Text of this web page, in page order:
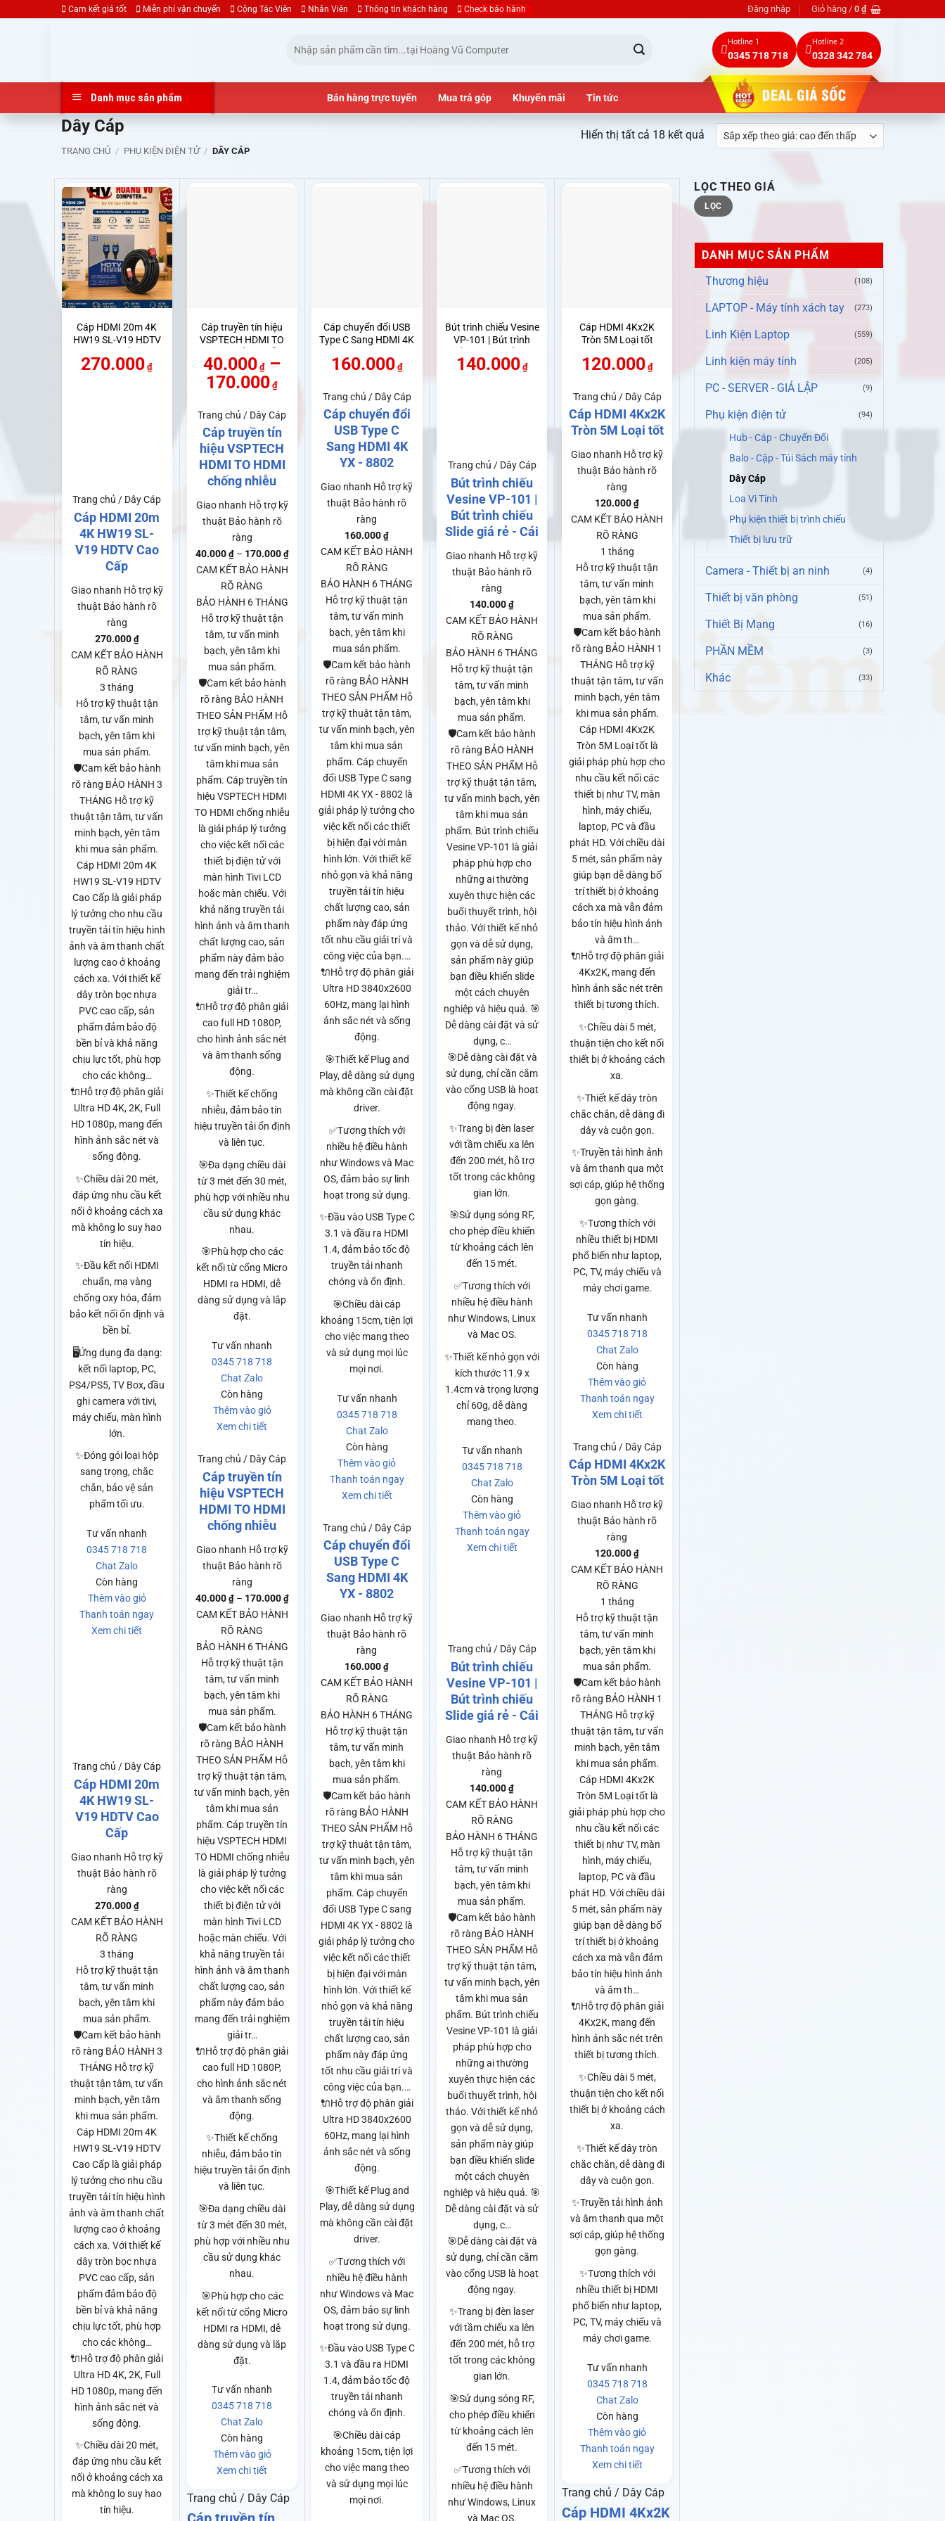
Cam kết giá tốt Miễn phí vận chuyển Cộng Tác Viên Nhân Viên Thông tin khách hàng Check bảo hành Đăng nhập Giỏ hàng / 0 ₫
kiếm:
Hotline 1
0345 718 718
Hotline 2
0328 342 784
Danh mục sản phẩm Bán hàng trực tuyến Mua trả góp Khuyến mãi Tin tức
Dây Cáp
TRANG CHỦ / PHỤ KIỆN ĐIỆN TỬ / DÂY CÁP
Hiển thị tất cả 18 kết quảĐã
sắp
theo
giá:
đến
thấp
Cáp HDMI 20m 4K
HW19 SL-V19 HDTV
270.000 ₫
Trang chủ / Dây Cáp
Cáp HDMI 20m
4K HW19 SL-
V19 HDTV Cao
Cấp
Giao nhanh Hỗ trợ kỹ
thuật Bảo hành rõ
ràng
270.000 ₫
CAM KẾT BẢO HÀNH
RÕ RÀNG
3 tháng
Hỗ trợ kỹ thuật tận
tâm, tư vấn minh
bạch, yên tâm khi
mua sản phẩm.
🛡️Cam kết bảo hành
rõ ràng BẢO HÀNH 3
THÁNG Hỗ trợ kỹ
thuật tận tâm, tư vấn
minh bạch, yên tâm
khi mua sản phẩm.
Cáp HDMI 20m 4K
HW19 SL-V19 HDTV
Cao Cấp là giải pháp
lý tưởng cho nhu cầu
truyền tải tín hiệu hình
ảnh và âm thanh chất
lượng cao ở khoảng
cách xa. Với thiết kế
dây tròn bọc nhựa
PVC cao cấp, sản
phẩm đảm bảo độ
bền bỉ và khả năng
chịu lực tốt, phù hợp
cho các không…
🔌Hỗ trợ độ phân giải
Ultra HD 4K, 2K, Full
HD 1080p, mang đến
hình ảnh sắc nét và
sống động.
✨Chiều dài 20 mét,
đáp ứng nhu cầu kết
nối ở khoảng cách xa
mà không lo suy hao
tín hiệu.
✨Đầu kết nối HDMI
chuẩn, mạ vàng
chống oxy hóa, đảm
bảo kết nối ổn định và
bền bỉ.
🖥️Ứng dụng đa dạng:
kết nối laptop, PC,
PS4/PS5, TV Box, đầu
ghi camera với tivi,
máy chiếu, màn hình
lớn.
✨Đóng gói loại hộp
sang trọng, chắc
chắn, bảo vệ sản
phẩm tối ưu.
Tư vấn nhanh
0345 718 718
Chat Zalo
Còn hàng
Thêm vào giỏ
Thanh toán ngay
Xem chi tiết
Trang chủ / Dây Cáp
Cáp HDMI 20m
4K HW19 SL-
V19 HDTV Cao
Cấp
Giao nhanh Hỗ trợ kỹ
thuật Bảo hành rõ
ràng
270.000 ₫
CAM KẾT BẢO HÀNH
RÕ RÀNG
3 tháng
Hỗ trợ kỹ thuật tận
tâm, tư vấn minh
bạch, yên tâm khi
mua sản phẩm.
🛡️Cam kết bảo hành
rõ ràng BẢO HÀNH 3
THÁNG Hỗ trợ kỹ
thuật tận tâm, tư vấn
minh bạch, yên tâm
khi mua sản phẩm.
Cáp HDMI 20m 4K
HW19 SL-V19 HDTV
Cao Cấp là giải pháp
lý tưởng cho nhu cầu
truyền tải tín hiệu hình
ảnh và âm thanh chất
lượng cao ở khoảng
cách xa. Với thiết kế
dây tròn bọc nhựa
PVC cao cấp, sản
phẩm đảm bảo độ
bền bỉ và khả năng
chịu lực tốt, phù hợp
cho các không…
🔌Hỗ trợ độ phân giải
Ultra HD 4K, 2K, Full
HD 1080p, mang đến
hình ảnh sắc nét và
sống động.
✨Chiều dài 20 mét,
đáp ứng nhu cầu kết
nối ở khoảng cách xa
mà không lo suy hao
tín hiệu.
Cáp truyền tín hiệu
VSPTECH HDMI TO
40.000 ₫ –
170.000 ₫Khoảng
từ
40.000₫
đến
170.000₫
Trang chủ / Dây Cáp
Cáp truyền tín
hiệu VSPTECH
HDMI TO HDMI
chống nhiễu
Giao nhanh Hỗ trợ kỹ
thuật Bảo hành rõ
ràng
40.000 ₫ – 170.000 ₫Khoảng
170.000₫
CAM KẾT BẢO HÀNH
RÕ RÀNG
BẢO HÀNH 6 THÁNG
Hỗ trợ kỹ thuật tận
tâm, tư vấn minh
bạch, yên tâm khi
mua sản phẩm.
🛡️Cam kết bảo hành
rõ ràng BẢO HÀNH
THEO SẢN PHẨM Hỗ
trợ kỹ thuật tận tâm,
tư vấn minh bạch, yên
tâm khi mua sản
phẩm. Cáp truyền tín
hiệu VSPTECH HDMI
TO HDMI chống nhiễu
là giải pháp lý tưởng
cho việc kết nối các
thiết bị điện tử với
màn hình Tivi LCD
hoặc màn chiếu. Với
khả năng truyền tải
hình ảnh và âm thanh
chất lượng cao, sản
phẩm này đảm bảo
mang đến trải nghiệm
giải tr…
🔌Hỗ trợ độ phân giải
cao full HD 1080P,
cho hình ảnh sắc nét
và âm thanh sống
động.
✨Thiết kế chống
nhiễu, đảm bảo tín
hiệu truyền tải ổn định
và liên tục.
🎯Đa dạng chiều dài
từ 3 mét đến 30 mét,
phù hợp với nhiều nhu
cầu sử dụng khác
nhau.
🎯Phù hợp cho các
kết nối từ cổng Micro
HDMI ra HDMI, dễ
dàng sử dụng và lắp
đặt.
Tư vấn nhanh
0345 718 718
Chat Zalo
Còn hàng
Thêm vào giỏ
Xem chi tiết
Trang chủ / Dây Cáp
Cáp truyền tín
hiệu VSPTECH
HDMI TO HDMI
chống nhiễu
Giao nhanh Hỗ trợ kỹ
thuật Bảo hành rõ
ràng
40.000 ₫ – 170.000 ₫Khoảng
170.000₫
CAM KẾT BẢO HÀNH
RÕ RÀNG
BẢO HÀNH 6 THÁNG
Hỗ trợ kỹ thuật tận
tâm, tư vấn minh
bạch, yên tâm khi
mua sản phẩm.
🛡️Cam kết bảo hành
rõ ràng BẢO HÀNH
THEO SẢN PHẨM Hỗ
trợ kỹ thuật tận tâm,
tư vấn minh bạch, yên
tâm khi mua sản
phẩm. Cáp truyền tín
hiệu VSPTECH HDMI
TO HDMI chống nhiễu
là giải pháp lý tưởng
cho việc kết nối các
thiết bị điện tử với
màn hình Tivi LCD
hoặc màn chiếu. Với
khả năng truyền tải
hình ảnh và âm thanh
chất lượng cao, sản
phẩm này đảm bảo
mang đến trải nghiệm
giải tr…
🔌Hỗ trợ độ phân giải
cao full HD 1080P,
cho hình ảnh sắc nét
và âm thanh sống
động.
✨Thiết kế chống
nhiễu, đảm bảo tín
hiệu truyền tải ổn định
và liên tục.
🎯Đa dạng chiều dài
từ 3 mét đến 30 mét,
phù hợp với nhiều nhu
cầu sử dụng khác
nhau.
🎯Phù hợp cho các
kết nối từ cổng Micro
HDMI ra HDMI, dễ
dàng sử dụng và lắp
đặt.
Tư vấn nhanh
0345 718 718
Chat Zalo
Còn hàng
Thêm vào giỏ
Xem chi tiết
Trang chủ / Dây Cáp
Cáp chuyển đổi USB
Type C Sang HDMI 4K
160.000 ₫
Trang chủ / Dây Cáp
Cáp chuyển đổi
USB Type C
Sang HDMI 4K
YX - 8802
Giao nhanh Hỗ trợ kỹ
thuật Bảo hành rõ
ràng
160.000 ₫
CAM KẾT BẢO HÀNH
RÕ RÀNG
BẢO HÀNH 6 THÁNG
Hỗ trợ kỹ thuật tận
tâm, tư vấn minh
bạch, yên tâm khi
mua sản phẩm.
🛡️Cam kết bảo hành
rõ ràng BẢO HÀNH
THEO SẢN PHẨM Hỗ
trợ kỹ thuật tận tâm,
tư vấn minh bạch, yên
tâm khi mua sản
phẩm. Cáp chuyển
đổi USB Type C sang
HDMI 4K YX - 8802 là
giải pháp lý tưởng cho
việc kết nối các thiết
bị hiện đại với màn
hình lớn. Với thiết kế
nhỏ gọn và khả năng
truyền tải tín hiệu
chất lượng cao, sản
phẩm này đáp ứng
tốt nhu cầu giải trí và
công việc của bạn.…
🔌Hỗ trợ độ phân giải
Ultra HD 3840x2600
60Hz, mang lại hình
ảnh sắc nét và sống
động.
🎯Thiết kế Plug and
Play, dễ dàng sử dụng
mà không cần cài đặt
driver.
✅Tương thích với
nhiều hệ điều hành
như Windows và Mac
OS, đảm bảo sự linh
hoạt trong sử dụng.
✨Đầu vào USB Type C
3.1 và đầu ra HDMI
1.4, đảm bảo tốc độ
truyền tải nhanh
chóng và ổn định.
🎯Chiều dài cáp
khoảng 15cm, tiện lợi
cho việc mang theo
và sử dụng mọi lúc
mọi nơi.
Tư vấn nhanh
0345 718 718
Chat Zalo
Còn hàng
Thêm vào giỏ
Thanh toán ngay
Xem chi tiết
Trang chủ / Dây Cáp
Cáp chuyển đổi
USB Type C
Sang HDMI 4K
YX - 8802
Giao nhanh Hỗ trợ kỹ
thuật Bảo hành rõ
ràng
160.000 ₫
CAM KẾT BẢO HÀNH
RÕ RÀNG
BẢO HÀNH 6 THÁNG
Hỗ trợ kỹ thuật tận
tâm, tư vấn minh
bạch, yên tâm khi
mua sản phẩm.
🛡️Cam kết bảo hành
rõ ràng BẢO HÀNH
THEO SẢN PHẨM Hỗ
trợ kỹ thuật tận tâm,
tư vấn minh bạch, yên
tâm khi mua sản
phẩm. Cáp chuyển
đổi USB Type C sang
HDMI 4K YX - 8802 là
giải pháp lý tưởng cho
việc kết nối các thiết
bị hiện đại với màn
hình lớn. Với thiết kế
nhỏ gọn và khả năng
truyền tải tín hiệu
chất lượng cao, sản
phẩm này đáp ứng
tốt nhu cầu giải trí và
công việc của bạn.…
🔌Hỗ trợ độ phân giải
Ultra HD 3840x2600
60Hz, mang lại hình
ảnh sắc nét và sống
động.
🎯Thiết kế Plug and
Play, dễ dàng sử dụng
mà không cần cài đặt
driver.
✅Tương thích với
nhiều hệ điều hành
như Windows và Mac
OS, đảm bảo sự linh
hoạt trong sử dụng.
✨Đầu vào USB Type C
3.1 và đầu ra HDMI
1.4, đảm bảo tốc độ
truyền tải nhanh
chóng và ổn định.
🎯Chiều dài cáp
khoảng 15cm, tiện lợi
cho việc mang theo
và sử dụng mọi lúc
mọi nơi.
Bút trình chiếu Vesine
VP-101 | Bút trình
140.000 ₫
Trang chủ / Dây Cáp
Bút trình chiếu
Vesine VP-101 |
Bút trình chiếu
Slide giá rẻ - Cái
Giao nhanh Hỗ trợ kỹ
thuật Bảo hành rõ
ràng
140.000 ₫
CAM KẾT BẢO HÀNH
RÕ RÀNG
BẢO HÀNH 6 THÁNG
Hỗ trợ kỹ thuật tận
tâm, tư vấn minh
bạch, yên tâm khi
mua sản phẩm.
🛡️Cam kết bảo hành
rõ ràng BẢO HÀNH
THEO SẢN PHẨM Hỗ
trợ kỹ thuật tận tâm,
tư vấn minh bạch, yên
tâm khi mua sản
phẩm. Bút trình chiếu
Vesine VP-101 là giải
pháp phù hợp cho
những ai thường
xuyên thực hiện các
buổi thuyết trình, hội
thảo. Với thiết kế nhỏ
gọn và dễ sử dụng,
sản phẩm này giúp
bạn điều khiển slide
một cách chuyên
nghiệp và hiệu quả. 🎯
Dễ dàng cài đặt và sử
dụng, c…
🎯Dễ dàng cài đặt và
sử dụng, chỉ cần cắm
vào cổng USB là hoạt
động ngay.
✨Trang bị đèn laser
với tầm chiếu xa lên
đến 200 mét, hỗ trợ
tốt trong các không
gian lớn.
🎯Sử dụng sóng RF,
cho phép điều khiển
từ khoảng cách lên
đến 15 mét.
✅Tương thích với
nhiều hệ điều hành
như Windows, Linux
và Mac OS.
✨Thiết kế nhỏ gọn với
kích thước 11.9 x
1.4cm và trọng lượng
chỉ 60g, dễ dàng
mang theo.
Tư vấn nhanh
0345 718 718
Chat Zalo
Còn hàng
Thêm vào giỏ
Thanh toán ngay
Xem chi tiết
Trang chủ / Dây Cáp
Bút trình chiếu
Vesine VP-101 |
Bút trình chiếu
Slide giá rẻ - Cái
Giao nhanh Hỗ trợ kỹ
thuật Bảo hành rõ
ràng
140.000 ₫
CAM KẾT BẢO HÀNH
RÕ RÀNG
BẢO HÀNH 6 THÁNG
Hỗ trợ kỹ thuật tận
tâm, tư vấn minh
bạch, yên tâm khi
mua sản phẩm.
🛡️Cam kết bảo hành
rõ ràng BẢO HÀNH
THEO SẢN PHẨM Hỗ
trợ kỹ thuật tận tâm,
tư vấn minh bạch, yên
tâm khi mua sản
phẩm. Bút trình chiếu
Vesine VP-101 là giải
pháp phù hợp cho
những ai thường
xuyên thực hiện các
buổi thuyết trình, hội
thảo. Với thiết kế nhỏ
gọn và dễ sử dụng,
sản phẩm này giúp
bạn điều khiển slide
một cách chuyên
nghiệp và hiệu quả. 🎯
Dễ dàng cài đặt và sử
dụng, c…
🎯Dễ dàng cài đặt và
sử dụng, chỉ cần cắm
vào cổng USB là hoạt
động ngay.
✨Trang bị đèn laser
với tầm chiếu xa lên
đến 200 mét, hỗ trợ
tốt trong các không
gian lớn.
🎯Sử dụng sóng RF,
cho phép điều khiển
từ khoảng cách lên
đến 15 mét.
✅Tương thích với
nhiều hệ điều hành
như Windows, Linux
và Mac OS.
Cáp HDMI 4Kx2K
Tròn 5M Loại tốt
120.000 ₫
Trang chủ / Dây Cáp
Cáp HDMI 4Kx2K
Tròn 5M Loại tốt
Giao nhanh Hỗ trợ kỹ
thuật Bảo hành rõ
ràng
120.000 ₫
CAM KẾT BẢO HÀNH
RÕ RÀNG
1 tháng
Hỗ trợ kỹ thuật tận
tâm, tư vấn minh
bạch, yên tâm khi
mua sản phẩm.
🛡️Cam kết bảo hành
rõ ràng BẢO HÀNH 1
THÁNG Hỗ trợ kỹ
thuật tận tâm, tư vấn
minh bạch, yên tâm
khi mua sản phẩm.
Cáp HDMI 4Kx2K
Tròn 5M Loại tốt là
giải pháp phù hợp cho
nhu cầu kết nối các
thiết bị như TV, màn
hình, máy chiếu,
laptop, PC và đầu
phát HD. Với chiều dài
5 mét, sản phẩm này
giúp bạn dễ dàng bố
trí thiết bị ở khoảng
cách xa mà vẫn đảm
bảo tín hiệu hình ảnh
và âm th…
🔌Hỗ trợ độ phân giải
4Kx2K, mang đến
hình ảnh sắc nét trên
thiết bị tương thích.
✨Chiều dài 5 mét,
thuận tiện cho kết nối
thiết bị ở khoảng cách
xa.
✨Thiết kế dây tròn
chắc chắn, dễ dàng đi
dây và cuộn gọn.
✨Truyền tải hình ảnh
và âm thanh qua một
sợi cáp, giúp hệ thống
gọn gàng.
✨Tương thích với
nhiều thiết bị HDMI
phổ biến như laptop,
PC, TV, máy chiếu và
máy chơi game.
Tư vấn nhanh
0345 718 718
Chat Zalo
Còn hàng
Thêm vào giỏ
Thanh toán ngay
Xem chi tiết
Trang chủ / Dây Cáp
Cáp HDMI 4Kx2K
Tròn 5M Loại tốt
Giao nhanh Hỗ trợ kỹ
thuật Bảo hành rõ
ràng
120.000 ₫
CAM KẾT BẢO HÀNH
RÕ RÀNG
1 tháng
Hỗ trợ kỹ thuật tận
tâm, tư vấn minh
bạch, yên tâm khi
mua sản phẩm.
🛡️Cam kết bảo hành
rõ ràng BẢO HÀNH 1
THÁNG Hỗ trợ kỹ
thuật tận tâm, tư vấn
minh bạch, yên tâm
khi mua sản phẩm.
Cáp HDMI 4Kx2K
Tròn 5M Loại tốt là
giải pháp phù hợp cho
nhu cầu kết nối các
thiết bị như TV, màn
hình, máy chiếu,
laptop, PC và đầu
phát HD. Với chiều dài
5 mét, sản phẩm này
giúp bạn dễ dàng bố
trí thiết bị ở khoảng
cách xa mà vẫn đảm
bảo tín hiệu hình ảnh
và âm th…
🔌Hỗ trợ độ phân giải
4Kx2K, mang đến
hình ảnh sắc nét trên
thiết bị tương thích.
✨Chiều dài 5 mét,
thuận tiện cho kết nối
thiết bị ở khoảng cách
xa.
✨Thiết kế dây tròn
chắc chắn, dễ dàng đi
dây và cuộn gọn.
✨Truyền tải hình ảnh
và âm thanh qua một
sợi cáp, giúp hệ thống
gọn gàng.
✨Tương thích với
nhiều thiết bị HDMI
phổ biến như laptop,
PC, TV, máy chiếu và
máy chơi game.
Tư vấn nhanh
0345 718 718
Chat Zalo
Còn hàng
Thêm vào giỏ
Thanh toán ngay
Xem chi tiết
Trang chủ / Dây Cáp
Cáp HDMI 4Kx2K
LỌC THEO GIÁ
Giá
tối
thiểu
Giá
tối
đa
LỌC
DANH MỤC SẢN PHẨM
Thương hiệu
(108)
LAPTOP - Máy tính xách tay (273)
Linh Kiện Laptop (559)
Linh kiện máy tính (205)
PC - SERVER - GIẢ LẬP (9)
Phụ kiện điện tử (94)
Hub - Cáp - Chuyển Đổi
Balo - Cặp - Túi Sách máy tính
Dây Cáp
Loa Vi Tính
Phụ kiện thiết bị trình chiếu
Thiết bị lưu trữ
Camera - Thiết bị an ninh (4)
Thiết bị văn phòng (51)
Thiết Bị Mạng (16)
PHẦN MỀM (3)
Khác (33)